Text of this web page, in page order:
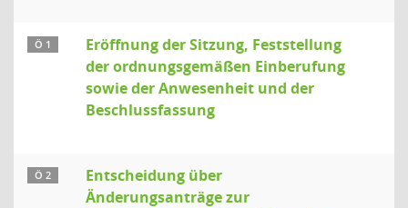
Ö 1
Eröffnung der Sitzung, Feststellung
der ordnungsgemäßen Einberufung
sowie der Anwesenheit und der
Beschlussfassung
Ö 2
Entscheidung über
Änderungsanträge zur